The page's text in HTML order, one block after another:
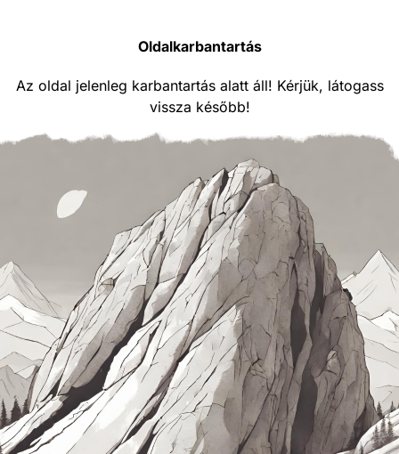
Oldalkarbantartás
Az oldal jelenleg karbantartás alatt áll! Kérjük, látogass
vissza később!